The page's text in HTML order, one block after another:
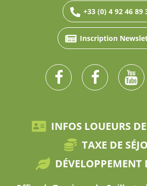
+33 (0) 4 92 46 89
Inscription
INFOS LOUEURS
TAXE DE
DÉVELOPPEMENT